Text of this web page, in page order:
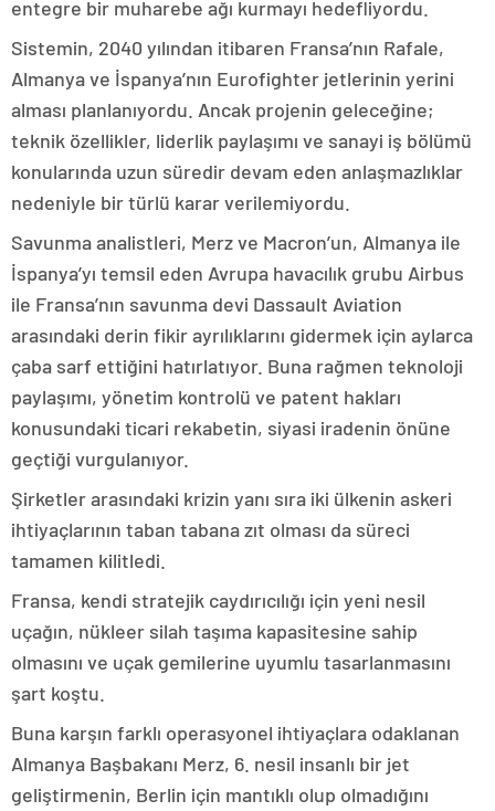
entegre bir muharebe ağı kurmayı hedefliyordu.
Sistemin, 2040 yılından itibaren Fransa’nın Rafale,
Almanya ve İspanya’nın Eurofighter jetlerinin yerini
alması planlanıyordu. Ancak projenin geleceğine;
teknik özellikler, liderlik paylaşımı ve sanayi iş bölümü
konularında uzun süredir devam eden anlaşmazlıklar
nedeniyle bir türlü karar verilemiyordu.
Savunma analistleri, Merz ve Macron’un, Almanya ile
İspanya’yı temsil eden Avrupa havacılık grubu Airbus
ile Fransa’nın savunma devi Dassault Aviation
arasındaki derin fikir ayrılıklarını gidermek için aylarca
çaba sarf ettiğini hatırlatıyor. Buna rağmen teknoloji
paylaşımı, yönetim kontrolü ve patent hakları
konusundaki ticari rekabetin, siyasi iradenin önüne
geçtiği vurgulanıyor.
Şirketler arasındaki krizin yanı sıra iki ülkenin askeri
ihtiyaçlarının taban tabana zıt olması da süreci
tamamen kilitledi.
Fransa, kendi stratejik caydırıcılığı için yeni nesil
uçağın, nükleer silah taşıma kapasitesine sahip
olmasını ve uçak gemilerine uyumlu tasarlanmasını
şart koştu.
Buna karşın farklı operasyonel ihtiyaçlara odaklanan
Almanya Başbakanı Merz, 6. nesil insanlı bir jet
geliştirmenin, Berlin için mantıklı olup olmadığını